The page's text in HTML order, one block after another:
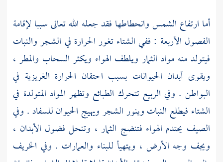
أما ارتفاع الشمس وانحطاطها فقد جعله الله تعالى سببا لإقامة
الفصول الأربعة : ففي الشتاء تغور الحرارة في الشجر والنبات
فيتولد منه مواد الثمار ويلطف الهواء ويكثر السحاب والمطر ،
ويقوى أبدان الحيوانات بسبب احتقان الحرارة الغريزية في
البواطن . وفي الربيع تتحرك الطبائع وتظهر المواد المتولدة في
الشتاء فيطلع النبات وينور الشجر ويهيج الحيوان للسفاد . وفي
الصيف يحتدم الهواء فتنضج الثمار ، وتنحل فضول الأبدان ،
ويجف وجه الأرض ، ويتهيأ للبناء والعمارات . وفي الخريف